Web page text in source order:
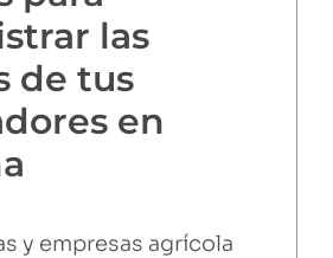
las
de tus
en
y empresas agrícola